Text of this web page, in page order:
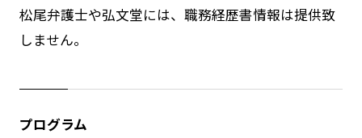
松尾弁護士や弘文堂には、職務経歴書情報は提供致
しません。
プログラム